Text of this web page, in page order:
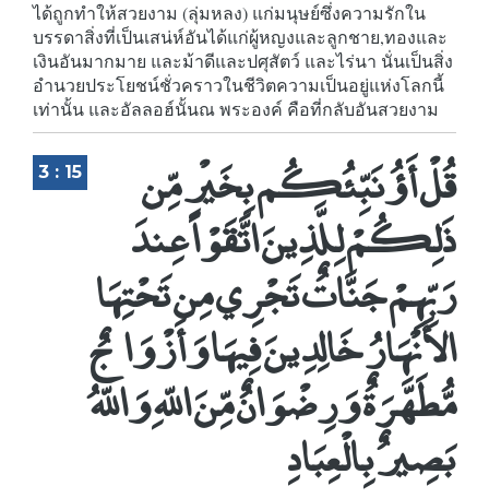
ได้ถูกทำให้สวยงาม (ลุ่มหลง) แก่มนุษย์ซึ่งความรักใน
บรรดาสิ่งที่เป็นเสน่ห์อันได้แก่ผู้หญงและลูกชาย,ทองและ
เงินอันมากมาย และม้าดีและปศุสัตว์ และไร่นา นั่นเป็นสิ่ง
อำนวยประโยชน์ชั่วคราวในชีวิตความเป็นอยู่แห่งโลกนี้
เท่านั้น และอัลลอฮ์นั้นณ พระองค์ คือที่กลับอันสวยงาม
3 : 15 قُلْ أَؤُنَبِّئُكُم بِخَيْرٍ مِّن
ذَلِكُمْ لِلَّذِينَ اتَّقَوْا عِندَ
رَبِّهِمْ جَنَّاتٌ تَجْرِي مِن تَحْتِهَا
الأَنْهَارُ خَالِدِينَ فِيهَا وَأَزْوَاجٌ
مُّطَهَّرَةٌ وَرِضْوَانٌ مِّنَ اللّهِ وَاللّهُ
بَصِيرٌ بِالْعِبَادِ